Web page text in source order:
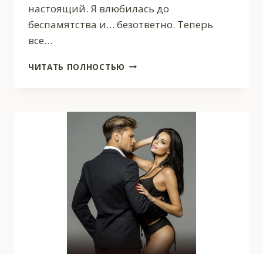
настоящий. Я влюбилась до
беспамятства и… безответно. Теперь
все…
ЧИТАТЬ ПОЛНОСТЬЮ ЖЕНА